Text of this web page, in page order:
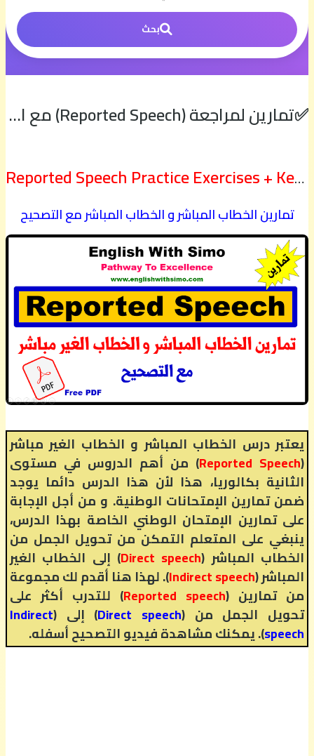
بحث
✅تمارين لمراجعة (Reported Speech) مع التصحيح | الإنجليزية مع السيمو
Reported Speech Practice Exercises + Key Answers
تمارين الخطاب المباشر و الخطاب المباشر مع التصحيح
يعتبر درس الخطاب المباشر و الخطاب الغير مباشر
(
Reported Speech) من أهم الدروس في مستوى
الثانية بكالوريا، هذا لأن هذا الدرس دائما يوجد
ضمن تمارين الإمتحانات الوطنية. و من أجل الإجابة
على تمارين الإمتحان الوطني الخاصة بهذا الدرس،
ينبغي على المتعلم التمكن من تحويل الجمل من
الخطاب المباشر (Direct speech) إلى الخطاب الغير
المباشر (Indirect speech). لهذا هنا أقدم لك مجموعة
من تمارين (Reported speech) للتدرب أكثر على
تحويل الجمل من (Direct speech) إلى (Indirect
speech). يمكنك مشاهدة فيديو التصحيح أسفله.